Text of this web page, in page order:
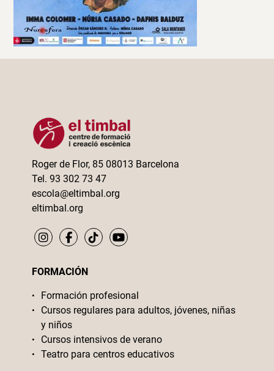
Roger de Flor, 85 08013 Barcelona
Tel. 93 302 73 47
escola@eltimbal.org
eltimbal.org
FORMACIÓN
Formación profesional
Cursos regulares para adultos, jóvenes, niñas
y niños
Cursos intensivos de verano
Teatro para centros educativos